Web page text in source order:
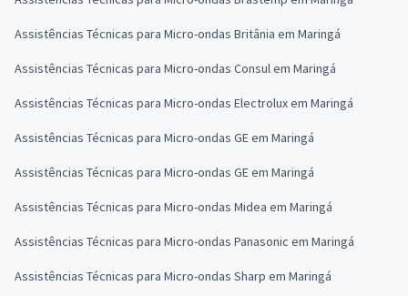
Assistências Técnicas para Micro-ondas Britânia em Maringá
Assistências Técnicas para Micro-ondas Consul em Maringá
Assistências Técnicas para Micro-ondas Electrolux em Maringá
Assistências Técnicas para Micro-ondas GE em Maringá
Assistências Técnicas para Micro-ondas GE em Maringá
Assistências Técnicas para Micro-ondas Midea em Maringá
Assistências Técnicas para Micro-ondas Panasonic em Maringá
Assistências Técnicas para Micro-ondas Sharp em Maringá